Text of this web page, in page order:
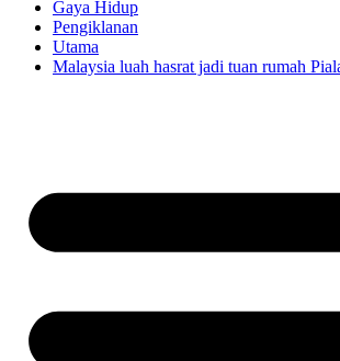
Gaya Hidup
Pengiklanan
Utama
Malaysia luah hasrat jadi tuan rumah